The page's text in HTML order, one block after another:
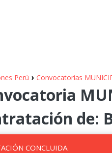
Perú › Convocatorias
de:
CONCLUIDA.